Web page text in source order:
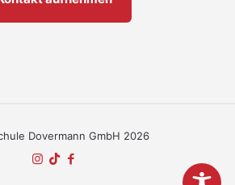
Dovermann GmbH 2026